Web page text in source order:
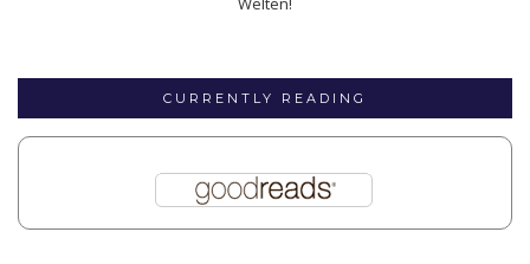
CURRENTLY READING